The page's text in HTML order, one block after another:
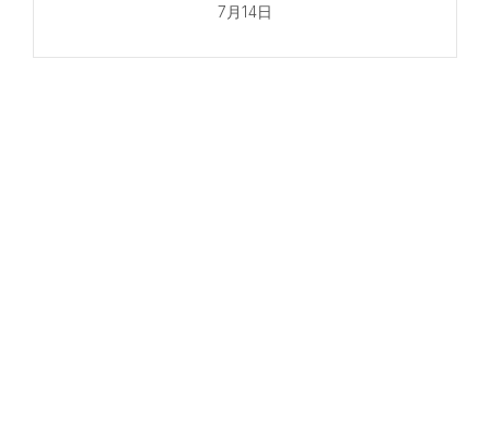
7月14日